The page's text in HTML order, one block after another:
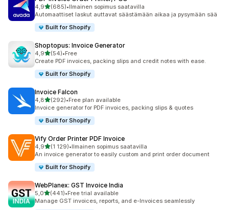
4,9/ 5 tähteä
(685)
685 arvostelua yhteensä
•Ilmainen sopimus saatavilla
Automaattiset laskut auttavat säästämään aikaa ja pysymään sää
Built for Shopify
Shoptopus: Invoice Generator
4,9/ 5 tähteä
(54)
54 arvostelua yhteensä
•Free
Create PDF invoices, packing slips and credit notes with ease.
Built for Shopify
Invoice Falcon
4,8/ 5 tähteä
(292)
292 arvostelua yhteensä
•Free plan available
Invoice generator for PDF invoices, packing slips & quotes
Built for Shopify
Vify Order Printer PDF Invoice
4,9/ 5 tähteä
(1 129)
1129 arvostelua yhteensä
•Ilmainen sopimus saatavilla
An invoice generator to easily custom and print order document
Built for Shopify
WebPlanex: GST Invoice India
5,0/ 5 tähteä
(441)
441 arvostelua yhteensä
•Free trial available
Manage GST invoices, reports, and e-Invoices seamlessly